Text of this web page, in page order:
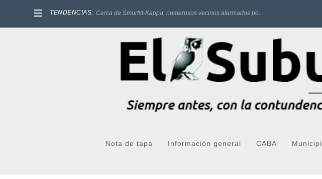
TENDENCIAS: Cerca de Smurfitt-Kappa, numerosos vecinos alarmados po...
Nota de tapa Información general CABA